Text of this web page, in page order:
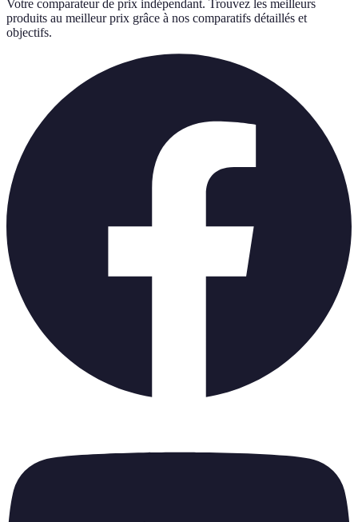
Votre comparateur de prix indépendant. Trouvez les meilleurs
produits au meilleur prix grâce à nos comparatifs détaillés et
objectifs.